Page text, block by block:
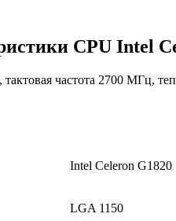
CPU Intel
тактовая частота 2700 МГц,
Intel Celeron G1820
LGA 1150